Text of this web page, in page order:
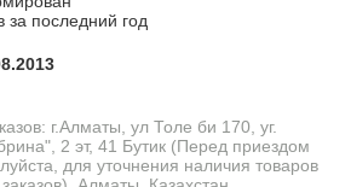
за последний год
г.Алматы, ул Толе би 170, уг.
2 эт, 41 Бутик (Перед приездом
для уточнения наличия товаров